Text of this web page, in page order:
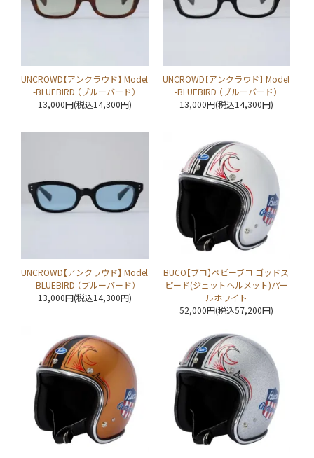
UNCROWD【アンクラウド】 Model
-BLUEBIRD （ブルーバード）
13,000円(税込14,300円)
UNCROWD【アンクラウド】 Model
-BLUEBIRD （ブルーバード）
13,000円(税込14,300円)
UNCROWD【アンクラウド】 Model
-BLUEBIRD （ブルーバード）
13,000円(税込14,300円)
BUCO【ブコ】ベビーブコ ゴッドス
ピード(ジェットヘルメット)パー
ルホワイト
52,000円(税込57,200円)